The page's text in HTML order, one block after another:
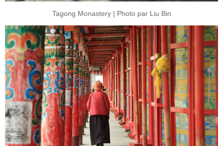
Tagong Monastery | Photo par Liu Bin